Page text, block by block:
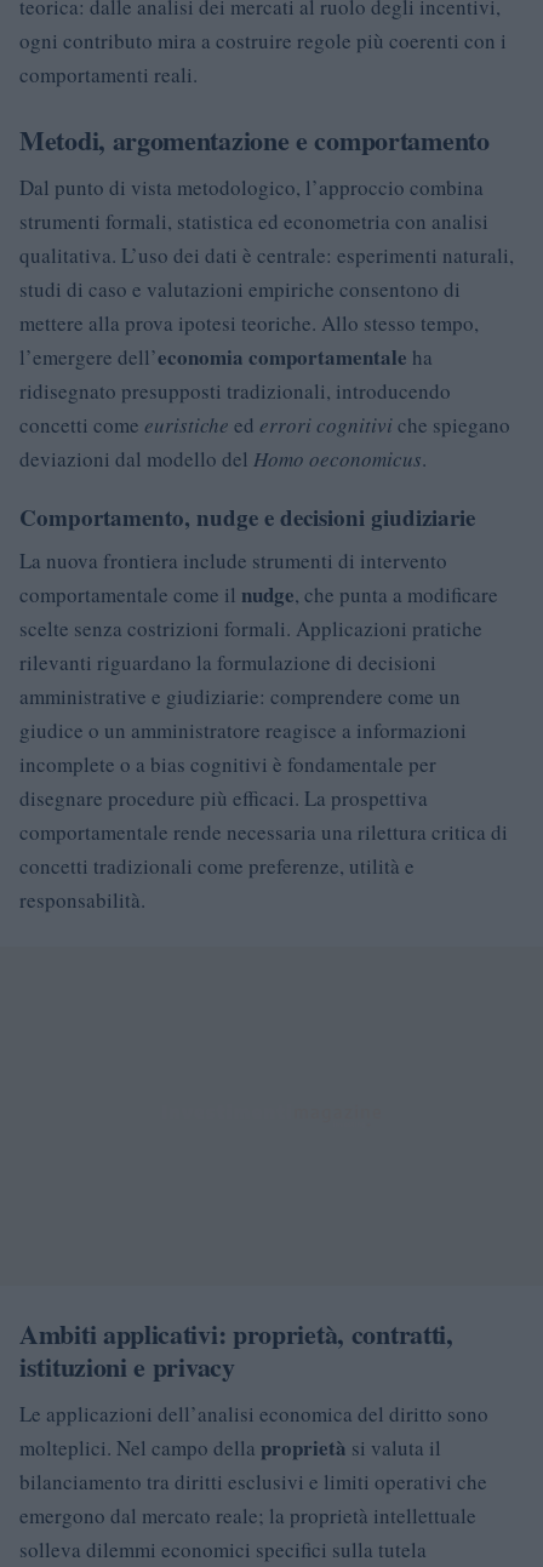
teorica: dalle analisi dei mercati al ruolo degli incentivi,
ogni contributo mira a costruire regole più coerenti con i
comportamenti reali.
Metodi, argomentazione e comportamento
Dal punto di vista metodologico, l’approccio combina
strumenti formali, statistica ed econometria con analisi
qualitativa. L’uso dei dati è centrale: esperimenti naturali,
studi di caso e valutazioni empiriche consentono di
mettere alla prova ipotesi teoriche. Allo stesso tempo,
l’emergere dell’economia comportamentale ha
ridisegnato presupposti tradizionali, introducendo
concetti come euristiche ed errori cognitiviche spiegano
deviazioni dal modello del Homo oeconomicus.
Comportamento, nudge e decisioni giudiziarie
La nuova frontiera include strumenti di intervento
comportamentale come il nudge, che punta a modificare
scelte senza costrizioni formali. Applicazioni pratiche
rilevanti riguardano la formulazione di decisioni
amministrative e giudiziarie: comprendere come un
giudice o un amministratore reagisce a informazioni
incomplete o a bias cognitivi è fondamentale per
disegnare procedure più efficaci. La prospettiva
comportamentale rende necessaria una rilettura critica di
concetti tradizionali come preferenze, utilità e
responsabilità.
Ambiti applicativi: proprietà, contratti,
istituzioni e privacy
Le applicazioni dell’analisi economica del diritto sono
molteplici. Nel campo della proprietà si valuta il
bilanciamento tra diritti esclusivi e limiti operativi che
emergono dal mercato reale; la proprietà intellettuale
solleva dilemmi economici specifici sulla tutela